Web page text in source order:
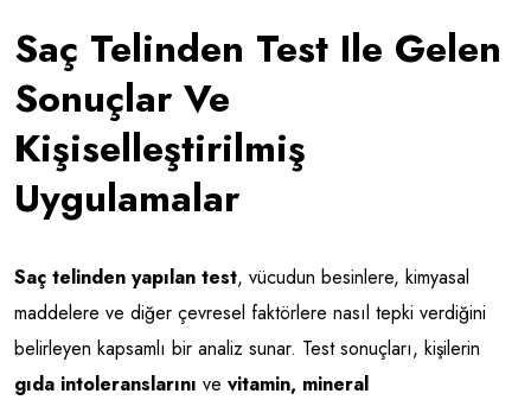
Saç Telinden Test Ile Gelen
Sonuçlar Ve
Kişiselleştirilmiş
Uygulamalar
Saç telinden yapılan test, vücudun besinlere, kimyasal
maddelere ve diğer çevresel faktörlere nasıl tepki verdiğini
belirleyen kapsamlı bir analiz sunar. Test sonuçları, kişilerin
gıda intoleranslarını ve vitamin, mineral